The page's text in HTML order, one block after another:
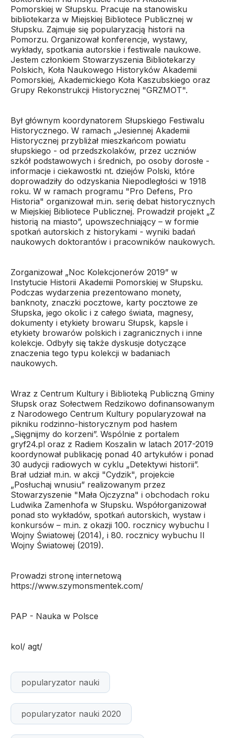
Pomorskiej w Słupsku. Pracuje na stanowisku
bibliotekarza w Miejskiej Bibliotece Publicznej w
Słupsku. Zajmuje się popularyzacją historii na
Pomorzu. Organizował konferencje, wystawy,
wykłady, spotkania autorskie i festiwale naukowe.
Jestem członkiem Stowarzyszenia Bibliotekarzy
Polskich, Koła Naukowego Historyków Akademii
Pomorskiej, Akademickiego Koła Kaszubskiego oraz
Grupy Rekonstrukcji Historycznej "GRZMOT".
Był głównym koordynatorem Słupskiego Festiwalu
Historycznego. W ramach „Jesiennej Akademii
Historycznej przybliżał mieszkańcom powiatu
słupskiego - od przedszkolaków, przez uczniów
szkół podstawowych i średnich, po osoby dorosłe -
informacje i ciekawostki nt. dziejów Polski, które
doprowadziły do odzyskania Niepodległości w 1918
roku. W w ramach programu "Pro Defens, Pro
Historia" organizował m.in. serię debat historycznych
w Miejskiej Bibliotece Publicznej. Prowadził projekt „Z
historią na miasto”, upowszechniający – w formie
spotkań autorskich z historykami - wyniki badań
naukowych doktorantów i pracowników naukowych.
Zorganizował „Noc Kolekcjonerów 2019” w
Instytucie Historii Akademii Pomorskiej w Słupsku.
Podczas wydarzenia prezentowano monety,
banknoty, znaczki pocztowe, karty pocztowe ze
Słupska, jego okolic i z całego świata, magnesy,
dokumenty i etykiety browaru Słupsk, kapsle i
etykiety browarów polskich i zagranicznych i inne
kolekcje. Odbyły się także dyskusje dotyczące
znaczenia tego typu kolekcji w badaniach
naukowych.
Wraz z Centrum Kultury i Biblioteką Publiczną Gminy
Słupsk oraz Sołectwem Redzikowo dofinansowanym
z Narodowego Centrum Kultury popularyzował na
pikniku rodzinno-historycznym pod hasłem
„Sięgnijmy do korzeni”. Wspólnie z portalem
gryf24.pl oraz z Radiem Koszalin w latach 2017-2019
koordynował publikację ponad 40 artykułów i ponad
30 audycji radiowych w cyklu „Detektywi historii”.
Brał udział m.in. w akcji "Cydzik", projekcie
„Posłuchaj wnusiu” realizowanym przez
Stowarzyszenie "Mała Ojczyzna" i obchodach roku
Ludwika Zamenhofa w Słupsku. Współorganizował
ponad sto wykładów, spotkań autorskich, wystaw i
konkursów – m.in. z okazji 100. rocznicy wybuchu I
Wojny Światowej (2014), i 80. rocznicy wybuchu II
Wojny Światowej (2019).
Prowadzi stronę internetową
https://www.szymonsmentek.com/
PAP - Nauka w Polsce
kol/ agt/
popularyzator nauki
popularyzator nauki 2020